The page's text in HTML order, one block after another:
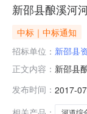
新邵县酿溪河
中标｜中标通知
招标单位： 新邵县
正文内容： 新邵县
办法进
名：湖
发布时间： 2017-